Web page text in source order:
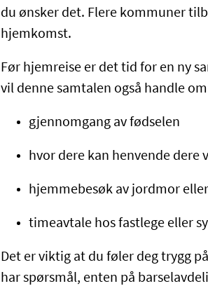
du ønsker det. Flere kommuner
hjemkomst.
Før hjemreise er det tid for en ny
vil denne samtalen også handle
gjennomgang av fødselen
hvor dere kan henvende dere
hjemmebesøk av jordmor
timeavtale hos fastlege eller
Det er viktig at du føler deg trygg
har spørsmål, enten på